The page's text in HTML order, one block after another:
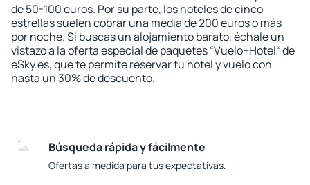
de 50-100 euros. Por su parte, los hoteles de cinco
estrellas suelen cobrar una media de 200 euros o más
por noche. Si buscas un alojamiento barato, échale un
vistazo a la oferta especial de paquetes “Vuelo+Hotel“ de
eSky.es, que te permite reservar tu hotel y vuelo con
hasta un 30% de descuento.
Búsqueda rápida y fácilmente
Ofertas a medida para tus expectativas.